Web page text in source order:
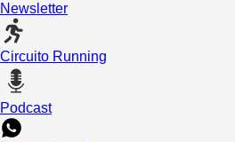
Newsletter
Circuito Running
Podcast